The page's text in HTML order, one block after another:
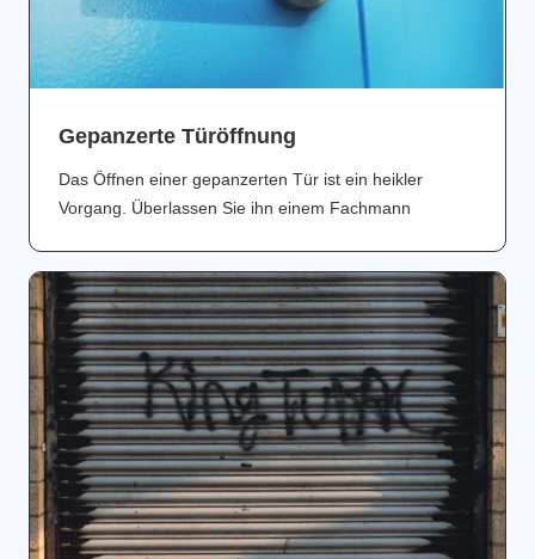
Gepanzerte Türöffnung
Das Öffnen einer gepanzerten Tür ist ein heikler
Vorgang. Überlassen Sie ihn einem Fachmann